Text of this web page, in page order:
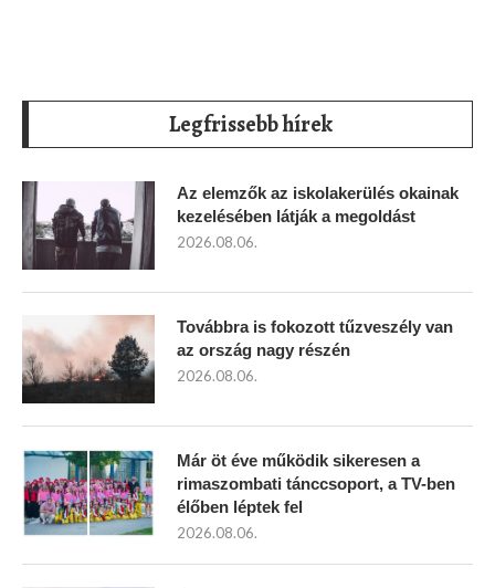
Legfrissebb hírek
Az elemzők az iskolakerülés okainak
kezelésében látják a megoldást
2026.08.06.
Továbbra is fokozott tűzveszély van
az ország nagy részén
2026.08.06.
Már öt éve működik sikeresen a
rimaszombati tánccsoport, a TV-ben
élőben léptek fel
2026.08.06.